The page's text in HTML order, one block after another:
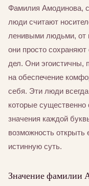
Фамилия Амодинова,
люди считают
ленивыми людьми, от
они просто
дел. Они эгоистичны,
на обеспечение
себя. Эти люди
которые существенно
значения каждой
возможность открыть
истинную суть.
Значение фамилии